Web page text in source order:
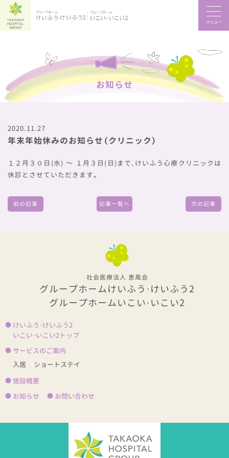
メニュー
お知らせ
2020.11.27
年末年始休みのお知らせ（クリニック）
１２月３０日(水) ～ １月３日(日)まで、けいふう心療クリニックは
休診とさせていただきます。
前の記事 次の記事
記事一覧へ
社会医療法人 恵風会
グループホームけいふう・けいふう2
グループホームいこい・いこい2
けいふう・けいふう2
いこい・いこい2トップ
サービスのご案内
入居
ショートステイ
施設概要
お知らせ
お問い合わせ